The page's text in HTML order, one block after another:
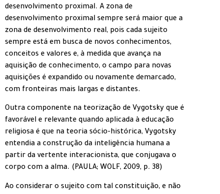
desenvolvimento proximal. A zona de
desenvolvimento proximal sempre será maior que a
zona de desenvolvimento real, pois cada sujeito
sempre está em busca de novos conhecimentos,
conceitos e valores e, à medida que avança na
aquisição de conhecimento, o campo para novas
aquisições é expandido ou novamente demarcado,
com fronteiras mais largas e distantes.
Outra componente na teorização de Vygotsky que é
favorável e relevante quando aplicada à educação
religiosa é que na teoria sócio-histórica, Vygotsky
entendia a construção da inteligência humana a
partir da vertente interacionista, que conjugava o
corpo com a alma. (PAULA; WOLF, 2009, p. 38)
Ao considerar o sujeito com tal constituição, e não